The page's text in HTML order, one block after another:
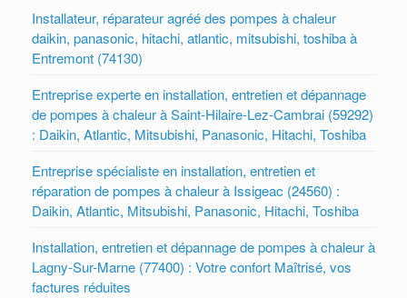
Installateur, réparateur agréé des pompes à chaleur
daikin, panasonic, hitachi, atlantic, mitsubishi, toshiba à
Entremont (74130)
Entreprise experte en installation, entretien et dépannage
de pompes à chaleur à Saint-Hilaire-Lez-Cambrai (59292)
: Daikin, Atlantic, Mitsubishi, Panasonic, Hitachi, Toshiba
Entreprise spécialiste en installation, entretien et
réparation de pompes à chaleur à Issigeac (24560) :
Daikin, Atlantic, Mitsubishi, Panasonic, Hitachi, Toshiba
Installation, entretien et dépannage de pompes à chaleur à
Lagny-Sur-Marne (77400) : Votre confort Maîtrisé, vos
factures réduites